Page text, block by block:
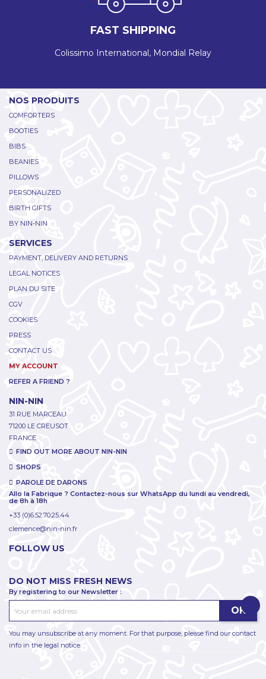
FAST SHIPPING
Colissimo International, Mondial Relay
NOS PRODUITS
COMFORTERS
BOOTIES
BIBS
BEANIES
PILLOWS
PERSONALIZED
BIRTH GIFTS
BY NIN-NIN
SERVICES
PAYMENT, DELIVERY AND RETURNS
LEGAL NOTICES
PLAN DU SITE
CGV
COOKIES
PRESS
CONTACT US
MY ACCOUNT
REFER A FRIEND ?
NIN-NIN
31 RUE MARCEAU
71200 LE CREUSOT
FRANCE
FIND OUT MORE ABOUT NIN-NIN
SHOPS
PAROLE DE DARONS
Allo la Fabrique ? Contactez-nous sur WhatsApp du lundi au vendredi,
de 8h à 18h
+33 (0)6.52.70.25.44
clemence@nin-nin.fr
FOLLOW US
DO NOT MISS FRESH NEWS
By registering to our Newsletter :
You may unsubscribe at any moment. For that purpose, please find our contact
info in the legal notice.